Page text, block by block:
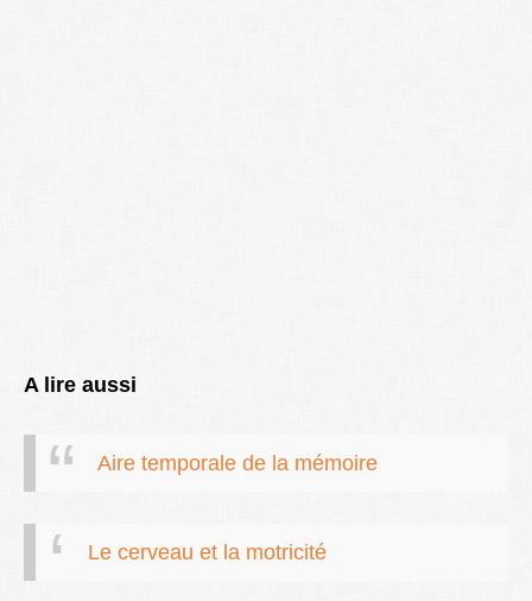
A lire aussi
Aire temporale de la mémoire
Le cerveau et la motricité